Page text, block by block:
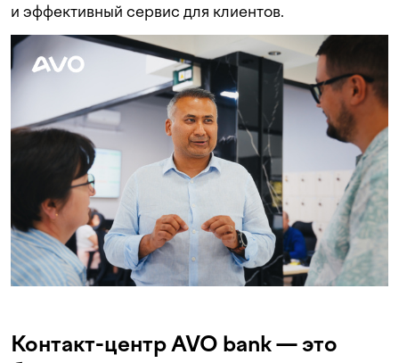
и эффективный сервис для клиентов.
Контакт-центр AVO bank — это